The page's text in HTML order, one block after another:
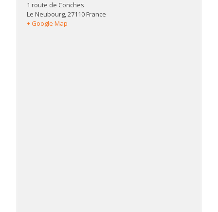
1 route de Conches
Le Neubourg,27110France
+ Google Map